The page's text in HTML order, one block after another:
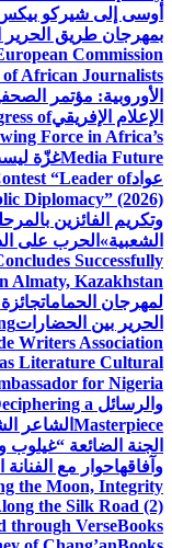
أوسى إلى شيركو
بمهرجان طريق الحرير
Commission
of African Journalists
الإعلام الإفريقيof
Force in Africa’s
Media Futureغزّة
عواد“Leader of
Diplomacy” (2026)
وتكريم الفائزين
الشعبية» الحرب على
Successfully
Almaty, Kazakhstan
لمهرجان الحمامات
الحرير بين الحضارات
Writers Association
Literature Cultural
for Nigeria
والرسائل a
Masterpiece الشاعر
الجنة الضائعة “غيلوب
وآفاقهاحوار مع
the Moon, Integrity
the Silk Road (2)
through VerseBooks